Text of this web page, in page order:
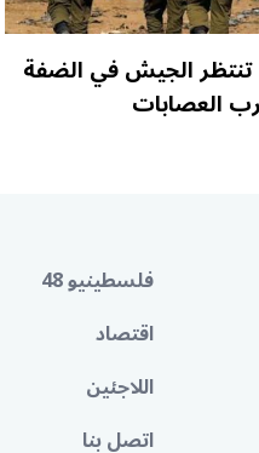
الجيش في الضفة
العصابات
فلسطينيو 48
اقتصاد
اللاجئين
اتصل بنا